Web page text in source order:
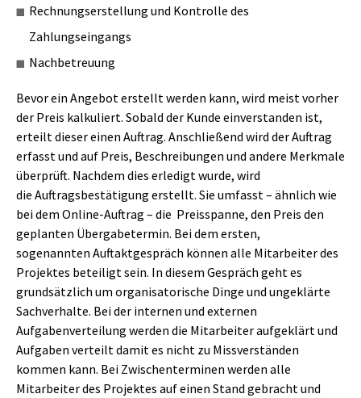
Rechnungserstellung und Kontrolle des
Zahlungseingangs
Nachbetreuung
Bevor ein Angebot erstellt werden kann, wird meist vorher
der Preis kalkuliert. Sobald der Kunde einverstanden ist,
erteilt dieser einen Auftrag. Anschließend wird der Auftrag
erfasst und auf Preis, Beschreibungen und andere Merkmale
überprüft. Nachdem dies erledigt wurde, wird
die Auftragsbestätigung erstellt. Sie umfasst – ähnlich wie
bei dem Online-Auftrag – die Preisspanne, den Preis den
geplanten Übergabetermin. Bei dem ersten,
sogenannten Auftaktgespräch können alle Mitarbeiter des
Projektes beteiligt sein. In diesem Gespräch geht es
grundsätzlich um organisatorische Dinge und ungeklärte
Sachverhalte. Bei der internen und externen
Aufgabenverteilung werden die Mitarbeiter aufgeklärt und
Aufgaben verteilt damit es nicht zu Missverständen
kommen kann. Bei Zwischenterminen werden alle
Mitarbeiter des Projektes auf einen Stand gebracht und